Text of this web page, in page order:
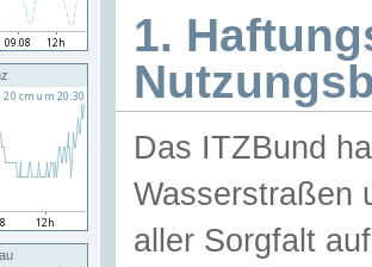
1.
Das ITZBund
Wasserstraßen
aller Sorgfalt